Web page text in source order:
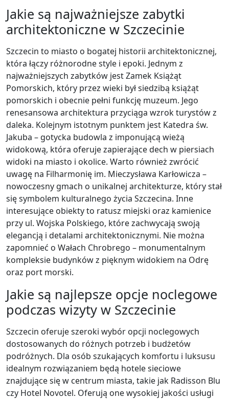
Jakie są najważniejsze zabytki
architektoniczne w Szczecinie
Szczecin to miasto o bogatej historii architektonicznej,
która łączy różnorodne style i epoki. Jednym z
najważniejszych zabytków jest Zamek Książąt
Pomorskich, który przez wieki był siedzibą książąt
pomorskich i obecnie pełni funkcję muzeum. Jego
renesansowa architektura przyciąga wzrok turystów z
daleka. Kolejnym istotnym punktem jest Katedra św.
Jakuba – gotycka budowla z imponującą wieżą
widokową, która oferuje zapierające dech w piersiach
widoki na miasto i okolice. Warto również zwrócić
uwagę na Filharmonię im. Mieczysława Karłowicza –
nowoczesny gmach o unikalnej architekturze, który stał
się symbolem kulturalnego życia Szczecina. Inne
interesujące obiekty to ratusz miejski oraz kamienice
przy ul. Wojska Polskiego, które zachwycają swoją
elegancją i detalami architektonicznymi. Nie można
zapomnieć o Wałach Chrobrego – monumentalnym
kompleksie budynków z pięknym widokiem na Odrę
oraz port morski.
Jakie są najlepsze opcje noclegowe
podczas wizyty w Szczecinie
Szczecin oferuje szeroki wybór opcji noclegowych
dostosowanych do różnych potrzeb i budżetów
podróżnych. Dla osób szukających komfortu i luksusu
idealnym rozwiązaniem będą hotele sieciowe
znajdujące się w centrum miasta, takie jak Radisson Blu
czy Hotel Novotel. Oferują one wysokiej jakości usługi